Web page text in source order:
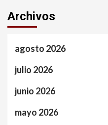
Archivos
agosto 2026
julio 2026
junio 2026
mayo 2026